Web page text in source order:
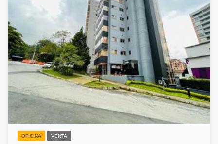
OFICINA VENTA